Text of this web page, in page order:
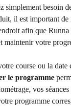
simplement besoin
il est important
afin que Runna
maintenir votre
course ou la date
le programme
vos
programme